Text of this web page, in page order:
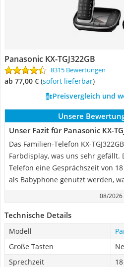
Panasonic KX-TGJ322GB
8315 Bewertungen
ab 77,00 € ( Sofort lieferbar)
Preisvergleich und
Unsere
Unser Fazit für Panasonic KX-
Das Familien-Telefon KX-
Farbdisplay, was uns sehr gefällt.
Telefon eine Gesprächszeit von
als Babyphone genutzt werden,
08/2026
Technische Details
Modell
Große Tasten
Sprechzeit